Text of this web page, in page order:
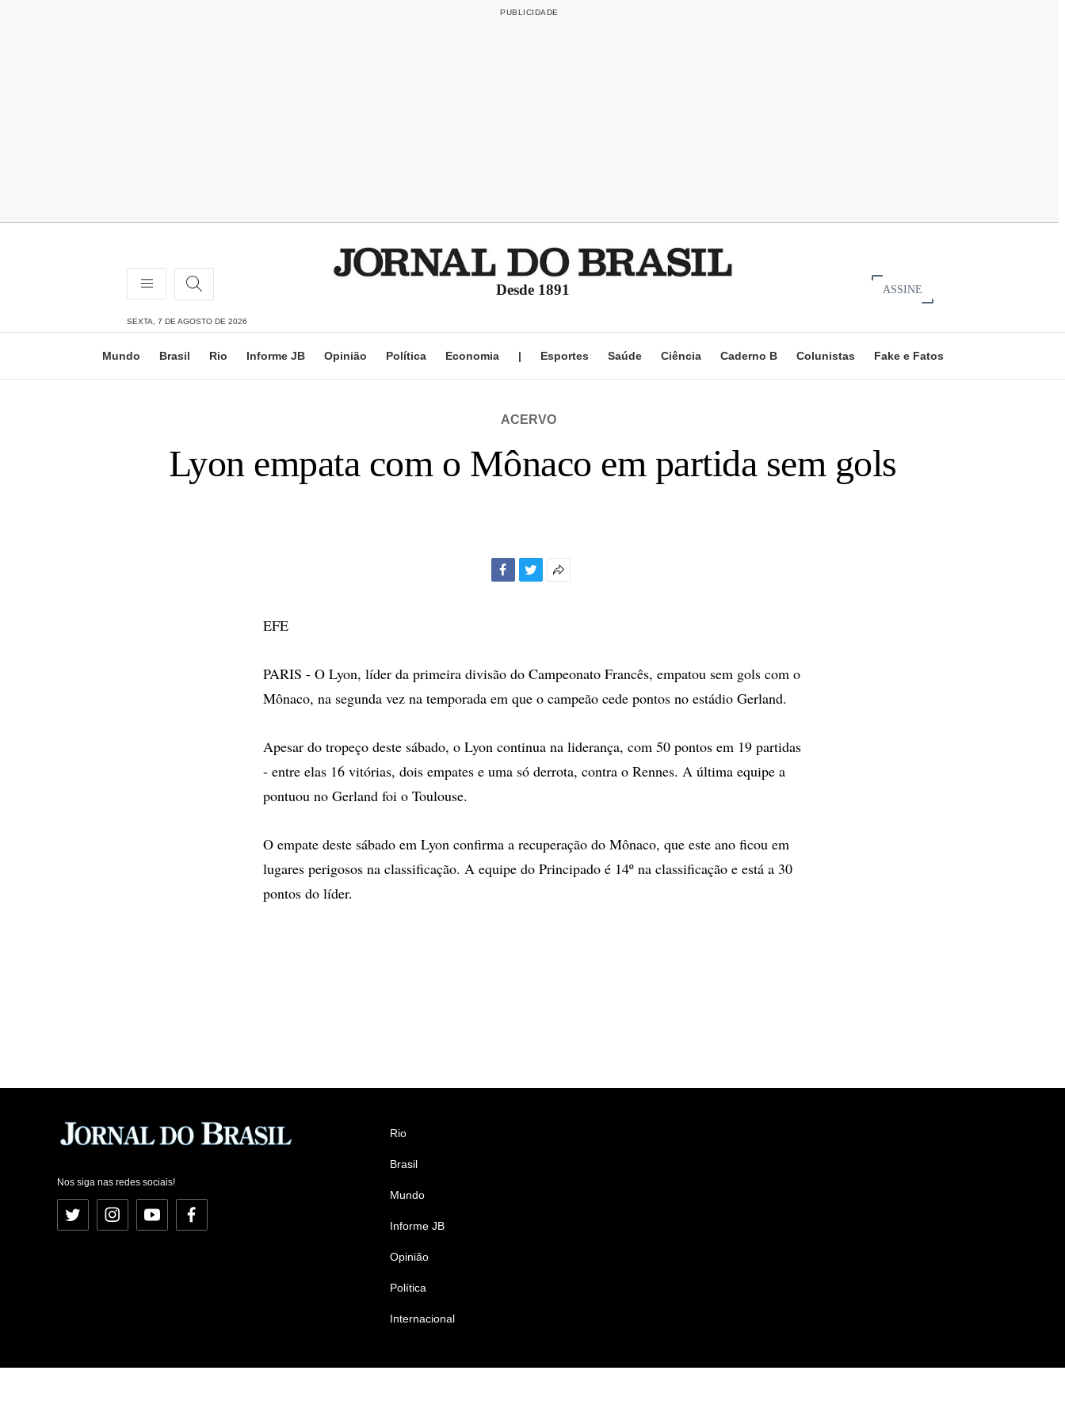
Desde 1891 ASSINE
SEXTA, 7 DE AGOSTO DE 2026
Mundo Brasil Rio Informe JB Opinião Política Economia | Esportes Saúde Ciência Caderno B Colunistas Fake e Fatos
ACERVO
Lyon empata com o Mônaco em partida sem gols
EFE
PARIS - O Lyon, líder da primeira divisão do Campeonato Francês, empatou sem gols com o
Mônaco, na segunda vez na temporada em que o campeão cede pontos no estádio Gerland.
Apesar do tropeço deste sábado, o Lyon continua na liderança, com 50 pontos em 19 partidas
- entre elas 16 vitórias, dois empates e uma só derrota, contra o Rennes. A última equipe a
pontuou no Gerland foi o Toulouse.
O empate deste sábado em Lyon confirma a recuperação do Mônaco, que este ano ficou em
lugares perigosos na classificação. A equipe do Principado é 14º na classificação e está a 30
pontos do líder.
Nos siga nas redes sociais!
Twitter InstagramYouTubeFacebook
Rio
Brasil
Mundo
Informe JB
Opinião
Política
Internacional